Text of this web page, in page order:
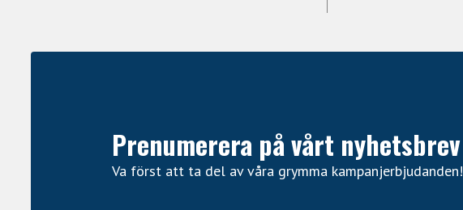
Prenumerera på vårt nyhetsbrev
Va först att ta del av våra grymma kampanjerbjudanden!